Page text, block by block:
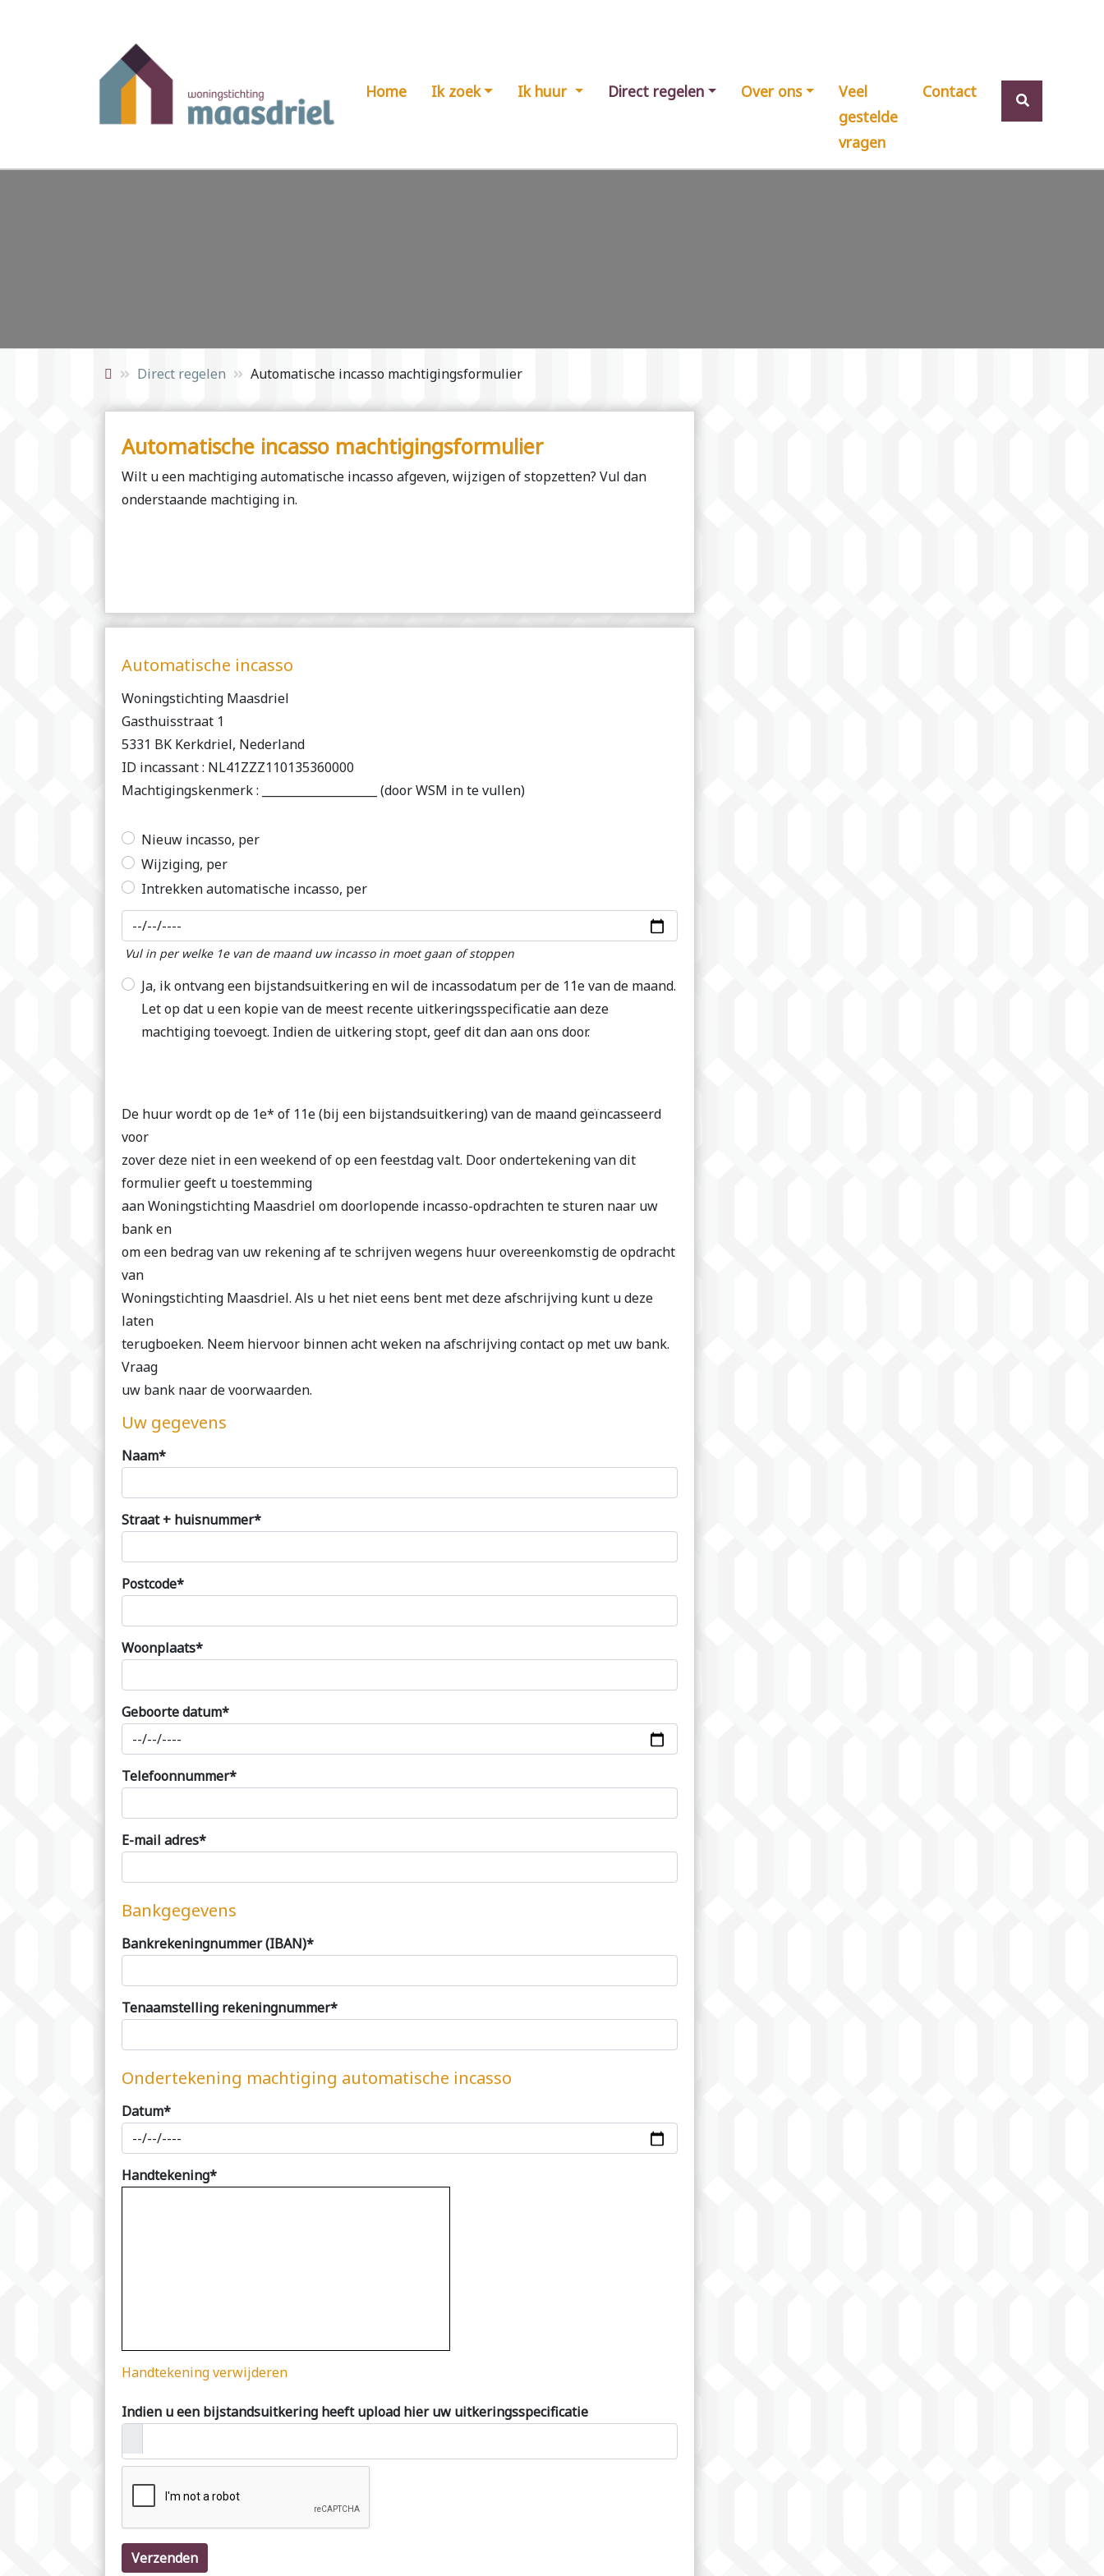
Home Ik zoek Ik huur Direct regelen Over ons
Veel
gestelde
vragen
Contact
Direct regelen Automatische incasso machtigingsformulier
Automatische incasso machtigingsformulier
Wilt u een machtiging automatische incasso afgeven, wijzigen of stopzetten? Vul dan
onderstaande machtiging in.
Automatische incasso
Woningstichting Maasdriel
Gasthuisstraat 1
5331 BK Kerkdriel, Nederland
ID incassant : NL41ZZZ110135360000
Machtigingskenmerk : ____________________ (door WSM in te vullen)
Nieuw incasso, per
Wijziging, per
Intrekken automatische incasso, per
Vul in per welke 1e van de maand uw incasso in moet gaan of stoppen
Ja, ik ontvang een bijstandsuitkering en wil de incassodatum per de 11e van de maand.
Let op dat u een kopie van de meest recente uitkeringsspecificatie aan deze
machtiging toevoegt. Indien de uitkering stopt, geef dit dan aan ons door.
De huur wordt op de 1e* of 11e (bij een bijstandsuitkering) van de maand geïncasseerd
voor
zover deze niet in een weekend of op een feestdag valt. Door ondertekening van dit
formulier geeft u toestemming
aan Woningstichting Maasdriel om doorlopende incasso-opdrachten te sturen naar uw
bank en
om een bedrag van uw rekening af te schrijven wegens huur overeenkomstig de opdracht
van
Woningstichting Maasdriel. Als u het niet eens bent met deze afschrijving kunt u deze
laten
terugboeken. Neem hiervoor binnen acht weken na afschrijving contact op met uw bank.
Vraag
uw bank naar de voorwaarden.
Uw gegevens
Naam*
Straat + huisnummer*
Postcode*
Woonplaats*
Geboorte datum*
Telefoonnummer*
E-mail adres*
Bankgegevens
Bankrekeningnummer (IBAN)*
Tenaamstelling rekeningnummer*
Ondertekening machtiging automatische incasso
Datum*
Handtekening*
Handtekening verwijderen
Indien u een bijstandsuitkering heeft upload hier uw uitkeringsspecificatie
Verzenden